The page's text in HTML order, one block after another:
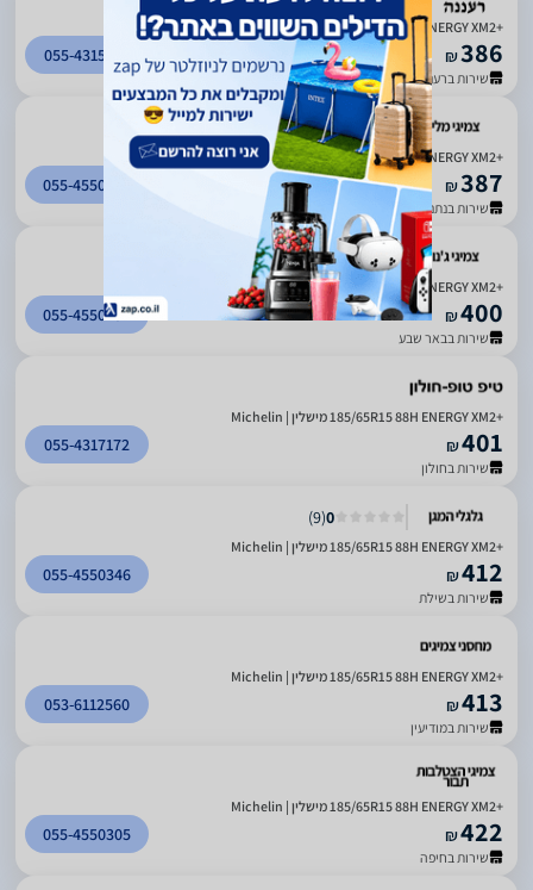
185/65R15 88H ENERGY XM2+‎ מישלין | Michelin
₪386
שירות ברעננה
055-4315146
185/65R15 88H ENERGY XM2+‎ מישלין | Michelin
₪387
שירות בנתניה
055-4550298
185/65R15 88H ENERGY XM2+‎ מישלין | Michelin
₪400
שירות בבאר שבע
055-4550297
185/65R15 88H ENERGY XM2+‎ מישלין | Michelin
₪401
שירות בחולון
055-4317172
0
(
9
)
185/65R15 88H ENERGY XM2+‎ מישלין | Michelin
₪412
שירות בשילת
055-4550346
185/65R15 88H ENERGY XM2+‎ מישלין | Michelin
₪413
שירות במודיעין
053-6112560
185/65R15 88H ENERGY XM2+‎ מישלין | Michelin
₪422
שירות בחיפה
055-4550305